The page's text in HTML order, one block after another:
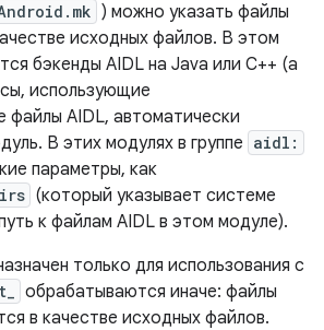
) можно указать файлы
исходных файлов. В этом
бэкенды AIDL на Java или C++ (а
использующие
AIDL, автоматически
В этих модулях в группе aidl:
параметры, как
(который указывает системе
к файлам AIDL в этом модуле).
только для использования с
обрабатываются иначе: файлы
в качестве исходных файлов.